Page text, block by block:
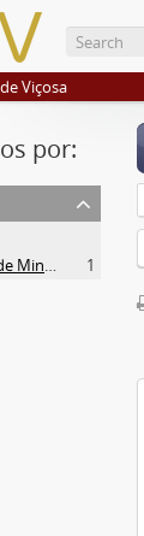
Viçosa
por:
Universidade Rural do Estado de Minas Gerais (Uremg)
1